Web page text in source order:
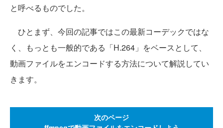
と呼べるものでした。
ひとまず、今回の記事ではこの最新コーデックではな
く、もっとも一般的である「H.264」をベースとして、
動画ファイルをエンコードする方法について解説してい
きます。
次のページ